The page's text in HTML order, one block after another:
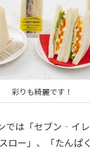
彩りも綺麗です！
は「セブン‐イ
ロー」、「たんぱ